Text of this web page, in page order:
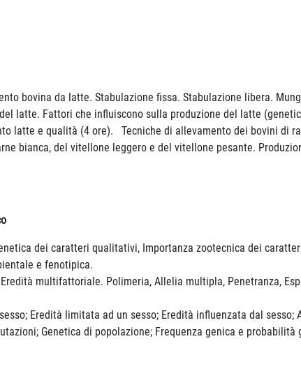
bovina da latte. Stabulazione fissa. Stabulazione libera.
latte. Fattori che influiscono sulla produzione del latte
latte e qualità (4 ore). Tecniche di allevamento dei bovini di
bianca, del vitellone leggero e del vitellone pesante.
dei caratteri qualitativi, Importanza zootecnica dei
e fenotipica.
multifattoriale. Polimeria, Allelia multipla, Penetranza,
Eredità limitata ad un sesso; Eredità influenzata dal sesso;
Genetica di popolazione; Frequenza genica e probabilità